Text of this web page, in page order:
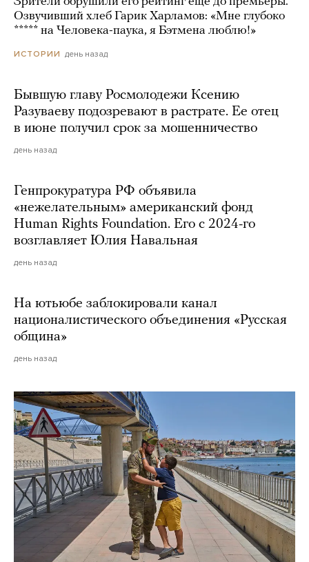
Озвучивший хлеб Гарик Харламов: «Мне глубоко
***** на Человека-паука, я Бэтмена люблю!»
ИСТОРИИ день назад
Бывшую главу Росмолодежи Ксению
Разуваеву подозревают в растрате. Ее отец
в июне получил срок за мошенничество
день назад
Генпрокуратура РФ объявила
«нежелательным» американский фонд
Human Rights Foundation. Его с 2024-го
возглавляет Юлия Навальная
день назад
На ютьюбе заблокировали канал
националистического объединения «Русская
община»
день назад